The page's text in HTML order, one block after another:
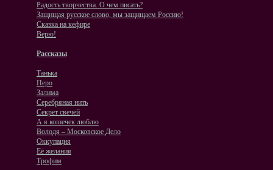
Радость творчества. О чем писать?
Защищая русское слово, мы защищаем Россию!
Сказка на кефире
Верю!
Рассказы
Танька
Перо
Залима
Серебряная нить
Секрет свечей
А я кошечек люблю
Володя – Московское Дело
Оккупация
Её желания
Трофим